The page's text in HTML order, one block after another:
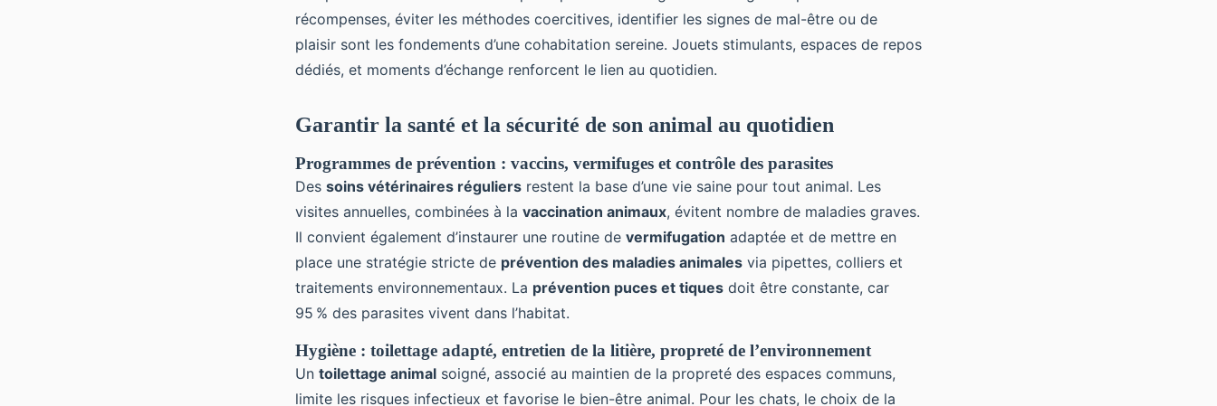
récompenses, éviter les méthodes coercitives, identifier les signes de mal-être ou de
plaisir sont les fondements d’une cohabitation sereine. Jouets stimulants, espaces de repos
dédiés, et moments d’échange renforcent le lien au quotidien.
Garantir la santé et la sécurité de son animal au quotidien
Programmes de prévention : vaccins, vermifuges et contrôle des parasites
Des soins vétérinaires réguliers restent la base d’une vie saine pour tout animal. Les
visites annuelles, combinées à la vaccination animaux, évitent nombre de maladies graves.
Il convient également d’instaurer une routine de vermifugation adaptée et de mettre en
place une stratégie stricte de prévention des maladies animales via pipettes, colliers et
traitements environnementaux. La prévention puces et tiques doit être constante, car
95 % des parasites vivent dans l’habitat.
Hygiène : toilettage adapté, entretien de la litière, propreté de l’environnement
Un toilettage animal soigné, associé au maintien de la propreté des espaces communs,
limite les risques infectieux et favorise le bien-être animal. Pour les chats, le choix de la